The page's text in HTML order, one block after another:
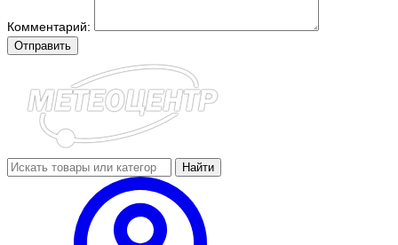
Комментарий:
Отправить
Найти